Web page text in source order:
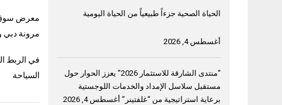
معرض سوق
مرونة دبي
في الربط
السياحة
الحياة الصحية جزءاً طبيعياً من الحياة اليومية
أغسطس 4, 2026
“منتدى الشارقة للاستثمار 2026” يعزز الحوار حول
مستقبل سلاسل الإمداد والخدمات اللوجستية
برعاية استراتيجية من “غلفتينر” أغسطس 4, 2026